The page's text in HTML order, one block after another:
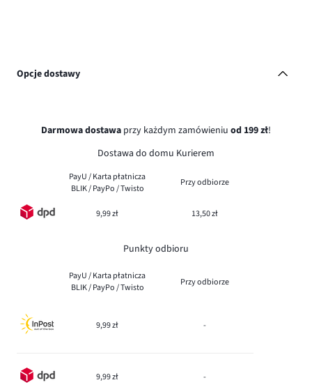
Opcje dostawy
Darmowa dostawa przy każdym zamówieniu od 199 zł!
Dostawa do domu Kurierem
PayU / Karta płatnicza
BLIK / PayPo / Twisto
Przy odbiorze
9,99 zł 13,50 zł
Punkty odbioru
PayU / Karta płatnicza
BLIK / PayPo / Twisto
Przy odbiorze
9,99 zł -
9,99 zł -